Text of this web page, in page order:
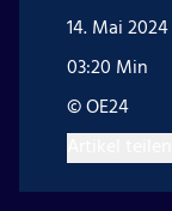
14. Mai
03:20 Min
© OE24